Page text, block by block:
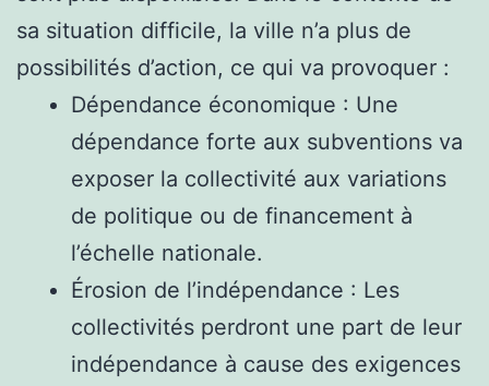
sa situation difficile, la ville n’a plus de
possibilités d’action, ce qui va provoquer :
Dépendance économique : Une
dépendance forte aux subventions va
exposer la collectivité aux variations
de politique ou de financement à
l’échelle nationale.
Érosion de l’indépendance : Les
collectivités perdront une part de leur
indépendance à cause des exigences